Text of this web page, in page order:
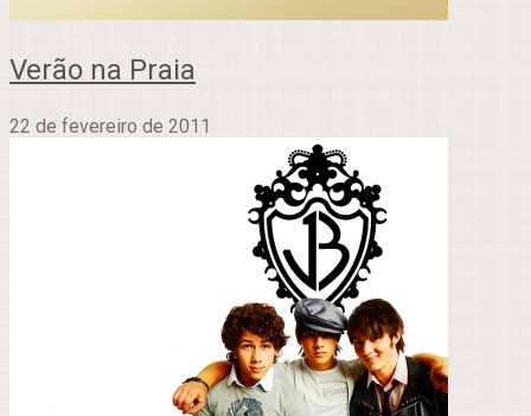
Verão na Praia
22 de fevereiro de 2011